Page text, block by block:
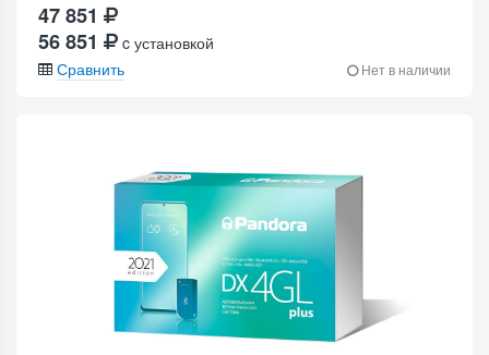
47 851
56 851
c установкой
Сравнить
Нет в наличии